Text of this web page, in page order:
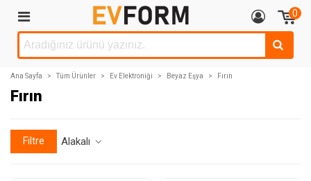
0
Ana Sayfa > Tüm Ürünler > Ev Elektroniği > Beyaz Eşya > Fırın
Fırın
Filtre Alakalı